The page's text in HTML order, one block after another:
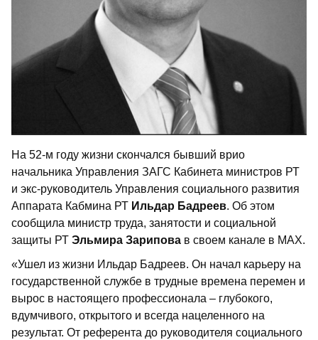
На 52-м году жизни скончался бывший врио
начальника Управления ЗАГС Кабинета министров РТ
и экс-руководитель Управления социального развития
Аппарата Кабмина РТ Ильдар Бадреев. Об этом
сообщила министр труда, занятости и социальной
защиты РТ Эльмира Зарипова в своем канале в МАХ.
«Ушел из жизни Ильдар Бадреев. Он начал карьеру на
государственной службе в трудные времена перемен и
вырос в настоящего профессионала – глубокого,
вдумчивого, открытого и всегда нацеленного на
результат. От референта до руководителя социального